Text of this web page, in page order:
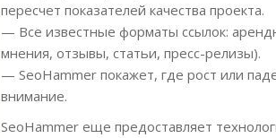
пересчет показателей качества проекта.
— Все известные форматы ссылок:
мнения, отзывы, статьи, пресс-релизы).
— SeoHammer покажет, где рост или
внимание.
SeoHammer еще предоставляет